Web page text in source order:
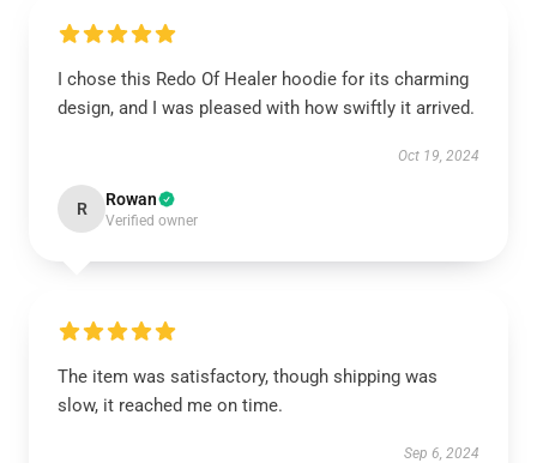
I chose this Redo Of Healer hoodie for its charming
design, and I was pleased with how swiftly it arrived.
Oct 19, 2024
R Rowan
Verified owner
The item was satisfactory, though shipping was
slow, it reached me on time.
Sep 6, 2024